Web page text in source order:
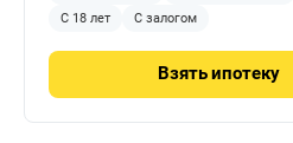
С 18 лет
С залогом
Взятьипотеку